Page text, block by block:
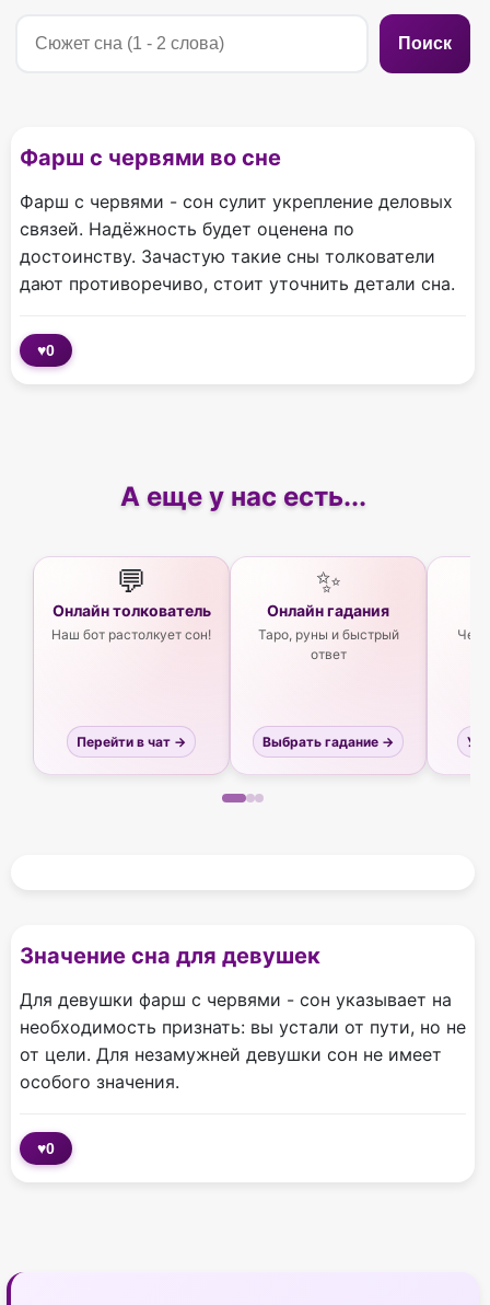
Поиск
Фарш с червями во сне
Фарш с червями - сон сулит укрепление деловых
связей. Надёжность будет оценена по
достоинству. Зачастую такие сны толкователи
дают противоречиво, стоит уточнить детали сна.
♥0
А еще у нас есть...
💬
Онлайн толкователь
Наш бот растолкует сон!
Перейти в чат →
✨
Онлайн гадания
Таро, руны и быстрый
ответ
Выбрать гадание →
Значение сна для девушек
Для девушки фарш с червями - сон указывает на
необходимость признать: вы устали от пути, но не
от цели. Для незамужней девушки сон не имеет
особого значения.
♥0